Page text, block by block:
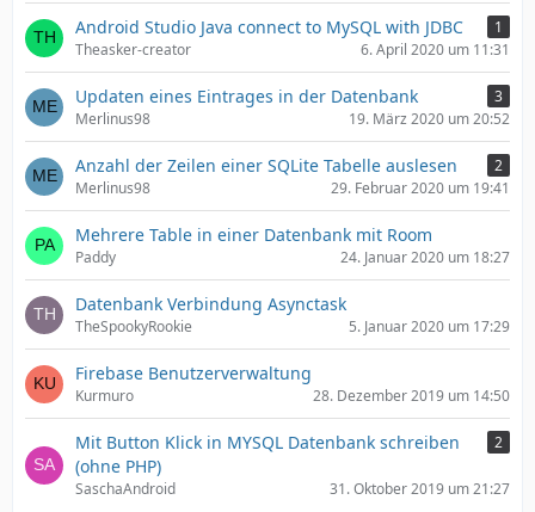
Android Studio Java connect to MySQL with JDBC
1
Theasker-creator
6. April 2020 um 11:31
Updaten eines Eintrages in der Datenbank
3
Merlinus98
19. März 2020 um 20:52
Anzahl der Zeilen einer SQLite Tabelle auslesen
2
Merlinus98
29. Februar 2020 um 19:41
Mehrere Table in einer Datenbank mit Room
Paddy 24. Januar 2020 um 18:27
Datenbank Verbindung Asynctask
TheSpookyRookie 5. Januar 2020 um 17:29
Firebase Benutzerverwaltung
Kurmuro 28. Dezember 2019 um 14:50
Mit Button Klick in MYSQL Datenbank schreiben
(ohne PHP)
2
SaschaAndroid 31. Oktober 2019 um 21:27